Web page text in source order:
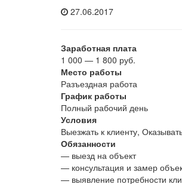
27.06.2017
Заработная плата
1 000 — 1 800 руб.
Место работы
Разъездная работа
График работы
Полный рабочий день
Условия
Выезжать к клиенту,
Обязанности
— выезд на объект
— консультация и замер
— выявление потребности